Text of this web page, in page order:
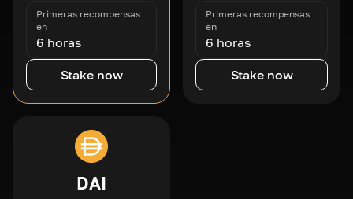
Primeras recompensas
en
6 horas
Stake now
Primeras recompensas
en
6 horas
Stake now
DAI